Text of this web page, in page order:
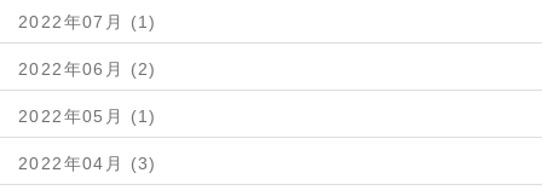
2022年07月 (1)
2022年06月 (2)
2022年05月 (1)
2022年04月 (3)